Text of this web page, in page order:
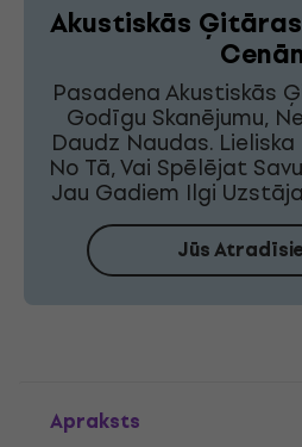
Akustiskās
Pasadena Akustiskās
Godīgu Skanējumu,
Daudz Naudas.
No Tā, Vai Spēlējat
Jau Gadiem Ilgi
Jūs
Apraksts